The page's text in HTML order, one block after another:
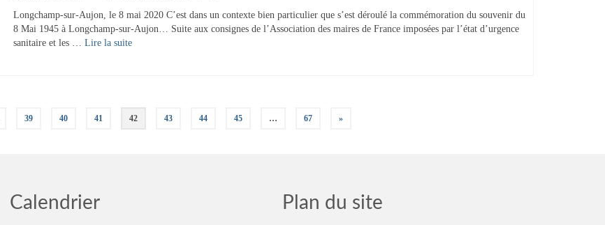
Longchamp-sur-Aujon, le 8 mai 2020 C’est dans un contexte bien particulier que s’est déroulé la commémoration du souvenir du
8 Mai 1945 à Longchamp-sur-Aujon… Suite aux consignes de l’Association des maires de France imposées par l’état d’urgence
sanitaire et les …Lire la suite­­
39 40 41 42 43 44 45 … 67 »
Calendrier Plan du site